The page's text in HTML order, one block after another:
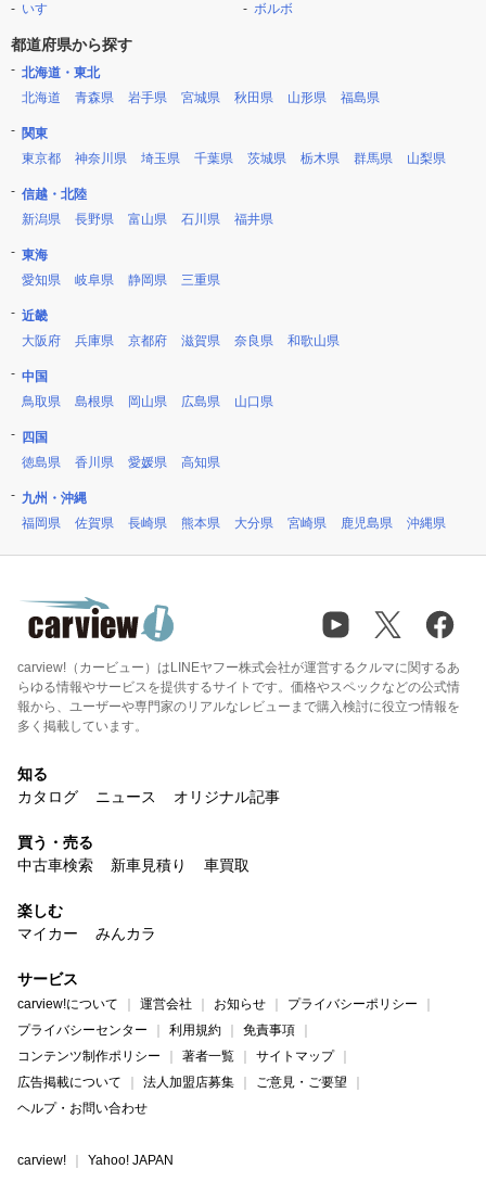
いすゞ
ボルボ
都道府県から探す
北海道・東北
北海道
青森県 岩手県 宮城県 秋田県 山形県 福島県
関東
東京都
神奈川県 埼玉県 千葉県 茨城県 栃木県 群馬県 山梨県
信越・北陸
新潟県
長野県 富山県 石川県 福井県
東海
愛知県
岐阜県 静岡県 三重県
近畿
大阪府
兵庫県 京都府 滋賀県 奈良県 和歌山県
中国
鳥取県
島根県 岡山県 広島県 山口県
四国
徳島県
香川県 愛媛県 高知県
九州・沖縄
福岡県
佐賀県 長崎県 熊本県 大分県 宮崎県 鹿児島県 沖縄県
carview!（カービュー）はLINEヤフー株式会社が運営するクルマに関するあ
らゆる情報やサービスを提供するサイトです。価格やスペックなどの公式情
報から、ユーザーや専門家のリアルなレビューまで購入検討に役立つ情報を
多く掲載しています。
知る
カタログ
ニュース オリジナル記事
買う・売る
中古車検索
新車見積り 車買取
楽しむ
マイカー
みんカラ
サービス
carview!について 運営会社 お知らせ
プライバシーポリシー
プライバシーセンター
利用規約
免責事項
コンテンツ制作ポリシー
著者一覧
サイトマップ
広告掲載について
法人加盟店募集
ご意見・ご要望
ヘルプ・お問い合わせ
carview! Yahoo! JAPAN